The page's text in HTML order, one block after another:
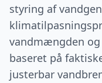
styring af
vandmængden
baseret på
justerbar